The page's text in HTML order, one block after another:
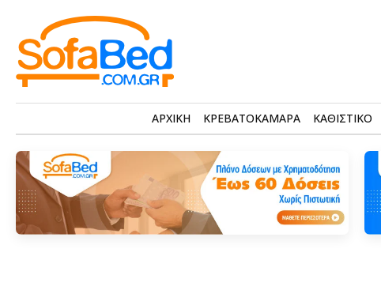
ΑΡΧΙΚΗ ΚΡΕΒΑΤΟΚΑΜΑΡΑ ΚΑΘΙΣΤΙΚΟ